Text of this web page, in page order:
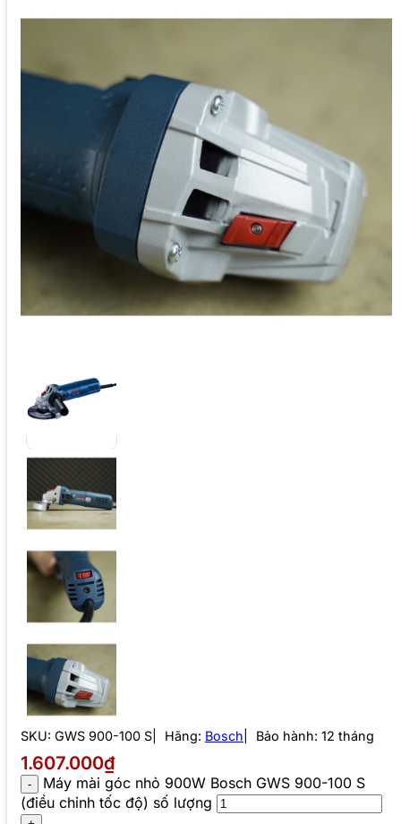
SKU: GWS 900-100 S Hãng: Bosch Bảo hành: 12 tháng
1.607.000₫
Máy mài góc nhỏ 900W Bosch GWS 900-100 S
(điều chỉnh tốc độ) số lượng